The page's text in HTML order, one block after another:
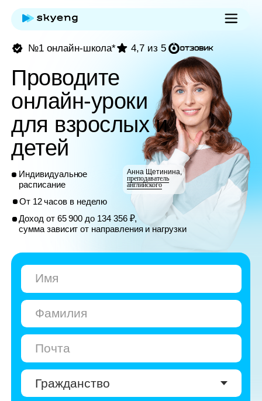
Индивидуальное
расписание
От 12 часов в неделю
Доход от 65 900 до 134 356 ₽,
сумма зависит от направления и нагрузки
4,7 из 5
Проводите
онлайн-уроки
для взрослых и
детей
Анна Щетинина,
преподаватель